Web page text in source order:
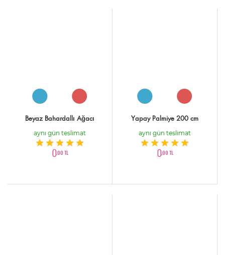
Beyaz Bahardallı Ağacı
aynı gün teslimat
0,00 TL
Yapay Palmiye 200 cm
aynı gün teslimat
0,00 TL